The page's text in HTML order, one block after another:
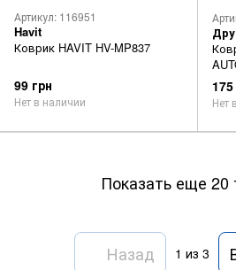
Артикул: 116951
Havit
Коврик HAVIT HV-MP837
99 грн
Нет в наличии Нет
Показать еще 20
Назад 1 из 3